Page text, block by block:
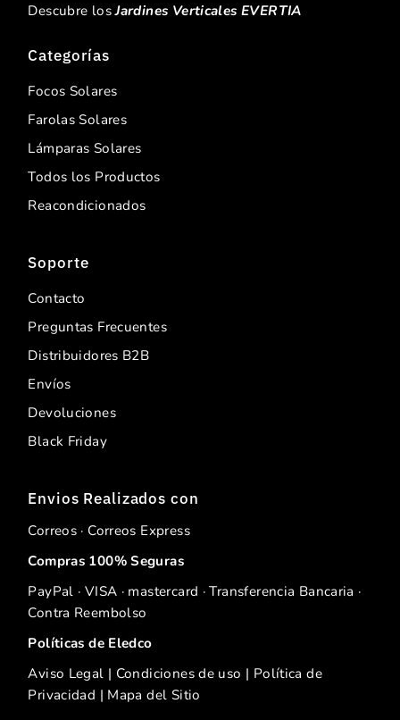
Descubre losJardines Verticales EVERTIA
Categorías
Focos Solares
Farolas Solares
Lámparas Solares
Todos los Productos
Reacondicionados
Soporte
Contacto
Preguntas Frecuentes
Distribuidores B2B
Envíos
Devoluciones
Black Friday
Envios Realizados con
Correos · Correos Express
Compras 100% Seguras
PayPal · VISA · mastercard · Transferencia Bancaria ·
Contra Reembolso
Políticas de Eledco
Aviso Legal | Condiciones de uso | Política de
Privacidad | Mapa del Sitio